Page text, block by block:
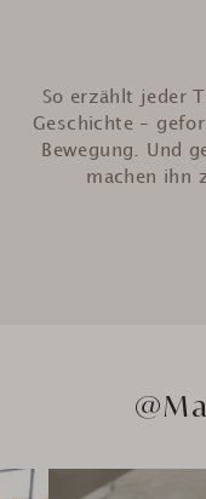
So erzählt jeder
Geschichte –
Bewegung. Und
machen ihn